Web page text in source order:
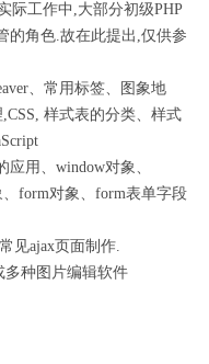
工作中,大部分初级PHP
的角色.故在此提出,仅供参
常用标签、图象地
样式表的分类、样式
、window对象、
、form对象、form表单字段
ajax页面制作.
图片编辑软件